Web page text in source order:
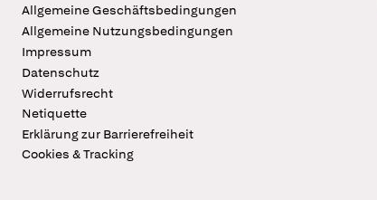
Allgemeine Geschäftsbedingungen
Allgemeine Nutzungsbedingungen
Impressum
Datenschutz
Widerrufsrecht
Netiquette
Erklärung zur Barrierefreiheit
Cookies & Tracking